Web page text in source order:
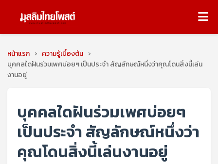
หน้าแรก › ความรู้เบื้องต้น ›
บุคคลใดฝันร่วมเพศบ่อยๆ เป็นประจำ สัญลักษณ์หนึ่งว่าคุณโดนสิ่งนี้เล่น
งานอยู่
บุคคลใดฝันร่วมเพศบ่อยๆ
เป็นประจำ สัญลักษณ์หนึ่งว่า
คุณโดนสิ่งนี้เล่นงานอยู่